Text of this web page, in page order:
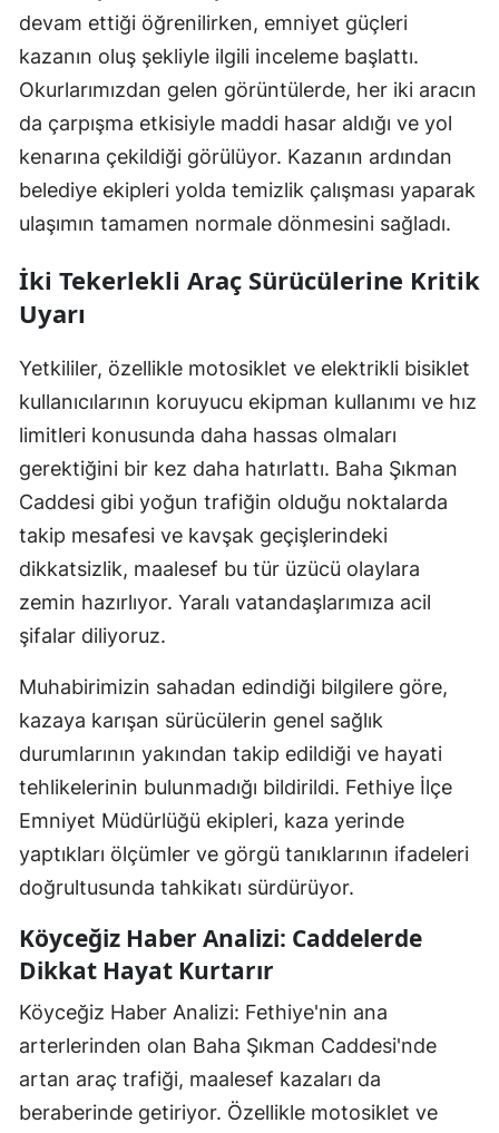
devam ettiği öğrenilirken, emniyet güçleri
kazanın oluş şekliyle ilgili inceleme başlattı.
Okurlarımızdan gelen görüntülerde, her iki aracın
da çarpışma etkisiyle maddi hasar aldığı ve yol
kenarına çekildiği görülüyor. Kazanın ardından
belediye ekipleri yolda temizlik çalışması yaparak
ulaşımın tamamen normale dönmesini sağladı.
İki Tekerlekli Araç Sürücülerine Kritik
Uyarı
Yetkililer, özellikle motosiklet ve elektrikli bisiklet
kullanıcılarının koruyucu ekipman kullanımı ve hız
limitleri konusunda daha hassas olmaları
gerektiğini bir kez daha hatırlattı. Baha Şıkman
Caddesi gibi yoğun trafiğin olduğu noktalarda
takip mesafesi ve kavşak geçişlerindeki
dikkatsizlik, maalesef bu tür üzücü olaylara
zemin hazırlıyor. Yaralı vatandaşlarımıza acil
şifalar diliyoruz.
Muhabirimizin sahadan edindiği bilgilere göre,
kazaya karışan sürücülerin genel sağlık
durumlarının yakından takip edildiği ve hayati
tehlikelerinin bulunmadığı bildirildi. Fethiye İlçe
Emniyet Müdürlüğü ekipleri, kaza yerinde
yaptıkları ölçümler ve görgü tanıklarının ifadeleri
doğrultusunda tahkikatı sürdürüyor.
Köyceğiz Haber Analizi: Caddelerde
Dikkat Hayat Kurtarır
Köyceğiz Haber Analizi: Fethiye'nin ana
arterlerinden olan Baha Şıkman Caddesi'nde
artan araç trafiği, maalesef kazaları da
beraberinde getiriyor. Özellikle motosiklet ve